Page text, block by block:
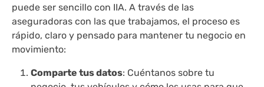
puede ser sencillo con IIA. A través de las
aseguradoras con las que trabajamos, el proceso es
rápido, claro y pensado para mantener tu negocio en
movimiento:
Comparte tus datos: Cuéntanos sobre tu